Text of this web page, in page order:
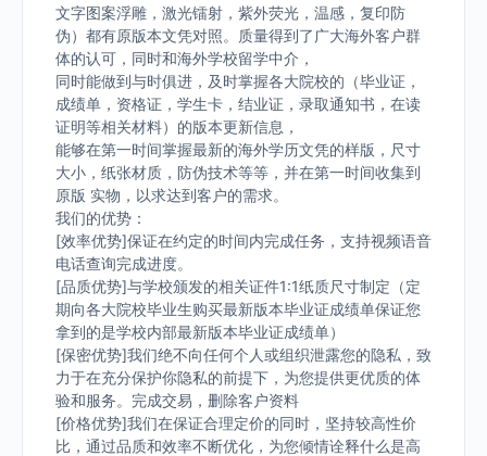
文字图案浮雕，激光镭射，紫外荧光，温感，复印防
伪）都有原版本文凭对照。质量得到了广大海外客户群
体的认可，同时和海外学校留学中介，
同时能做到与时俱进，及时掌握各大院校的（毕业证，
成绩单，资格证，学生卡，结业证，录取通知书，在读
证明等相关材料）的版本更新信息，
能够在第一时间掌握最新的海外学历文凭的样版，尺寸
大小，纸张材质，防伪技术等等，并在第一时间收集到
原版 实物，以求达到客户的需求。
我们的优势：
[效率优势]保证在约定的时间内完成任务，支持视频语音
电话查询完成进度。
[品质优势]与学校颁发的相关证件1:1纸质尺寸制定（定
期向各大院校毕业生购买最新版本毕业证成绩单保证您
拿到的是学校内部最新版本毕业证成绩单）
[保密优势]我们绝不向任何个人或组织泄露您的隐私，致
力于在充分保护你隐私的前提下，为您提供更优质的体
验和服务。完成交易，删除客户资料
[价格优势]我们在保证合理定价的同时，坚持较高性价
比，通过品质和效率不断优化，为您倾情诠释什么是高